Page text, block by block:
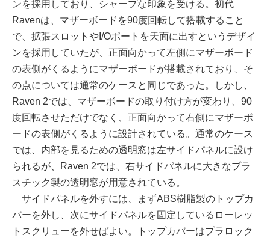
ンを採用しており、シャープな印象を受ける。初代
Ravenは、マザーボードを90度回転して搭載すること
で、拡張スロットやI/Oポートを天面に出すというデザイ
ンを採用していたが、正面向かって左側にマザーボード
の表側がくるようにマザーボードが搭載されており、そ
の点については通常のケースと同じであった。しかし、
Raven 2では、マザーボードの取り付け方が変わり、90
度回転させただけでなく、正面向かって右側にマザーボ
ードの表側がくるように設計されている。通常のケース
では、内部を見るための透明窓は左サイドパネルに設け
られるが、Raven 2では、右サイドパネルに大きなプラ
スチック製の透明窓が用意されている。
サイドパネルを外すには、まずABS樹脂製のトップカ
バーを外し、次にサイドパネルを固定しているローレッ
トスクリューを外せばよい。トップカバーはプラロック